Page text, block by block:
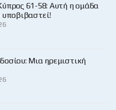
61-58: Αυτή η ομάδα
υποβιβαστεί!
Μια ηρεμιστική